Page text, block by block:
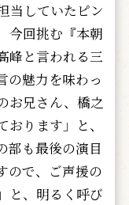
当していたピン
今回挑む『本朝
峰と言われる三
の魅力を味わっ
お兄さん、橋之
ります」と、
部も最後の演目
ので、ご声援の
と、明るく呼び